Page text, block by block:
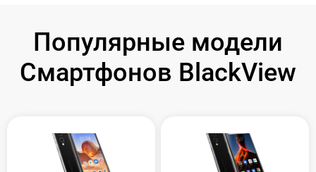
Популярные модели
Смартфонов BlackView